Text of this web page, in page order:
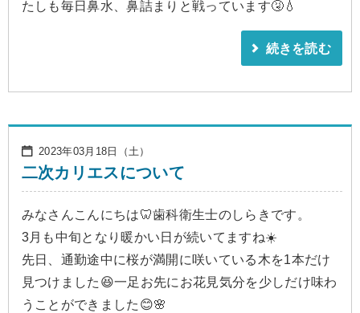
たしも毎日鼻水、鼻詰まりと戦っています🤧💧
続きを読む
2023年03月18日（土）
二次カリエスについて
みなさんこんにちは🦷歯科衛生士のしらきです。
3月も中旬となり暖かい日が続いてますね☀️
先日、通勤途中に桜が満開に咲いている木を1本だけ
見つけました😆一足お先にお花見気分を少しだけ味わ
うことができました😊🌸